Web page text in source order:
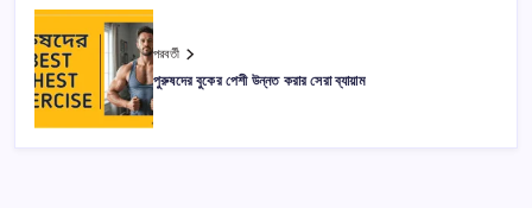
পরবর্তী
পুরুষদের বুকের পেশী উন্নত করার সেরা ব্যায়াম